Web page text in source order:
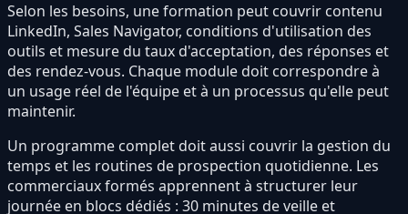
Selon les besoins, une formation peut couvrir contenu
LinkedIn, Sales Navigator, conditions d'utilisation des
outils et mesure du taux d'acceptation, des réponses et
des rendez-vous. Chaque module doit correspondre à
un usage réel de l'équipe et à un processus qu'elle peut
maintenir.
Un programme complet doit aussi couvrir la gestion du
temps et les routines de prospection quotidienne. Les
commerciaux formés apprennent à structurer leur
journée en blocs dédiés : 30 minutes de veille et